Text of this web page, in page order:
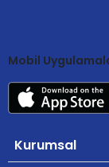
Mobil
Kurumsal